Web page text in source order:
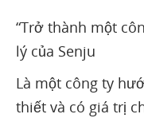
“Trở thành một
lý của Senju
Là một công ty
thiết và có giá trị